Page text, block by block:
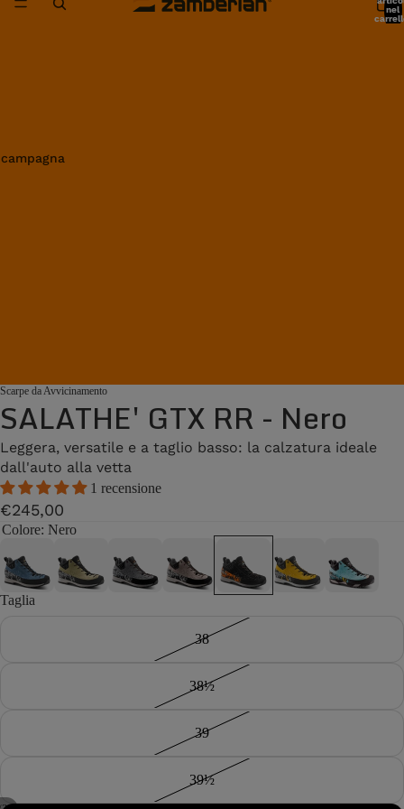
nel
Scarpe da Avvicinamento
SALATHE' GTX RR - Nero
Leggera, versatile e a taglio basso: la calzatura ideale
dall'auto alla vetta
1 recensione
€245,00
Colore: Nero
Taglia
38
38½
39
39½